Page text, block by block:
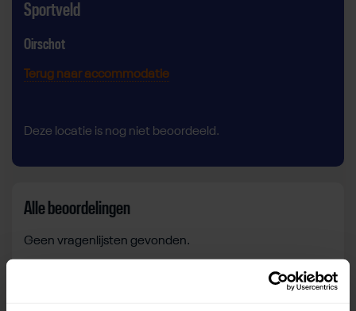
Sportveld
Oirschot
Terug naar accommodatie
Deze locatie is nog niet beoordeeld.
Alle beoordelingen
Geen vragenlijsten gevonden.